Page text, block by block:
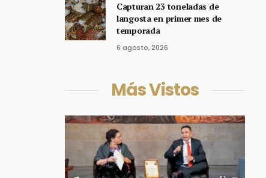
Capturan 23 toneladas de
langosta en primer mes de
temporada
6 agosto, 2026
Más Vistos